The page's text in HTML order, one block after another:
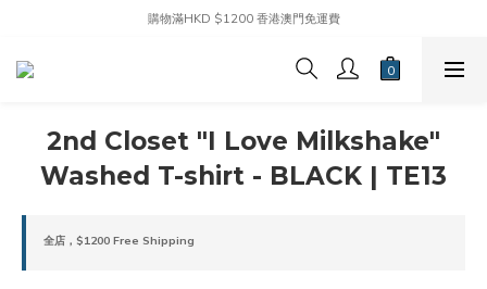
購物滿HKD $1200 香港澳門免運費
2nd Closet "I Love Milkshake"
Washed T-shirt - BLACK | TE13
全店，$1200 Free Shipping